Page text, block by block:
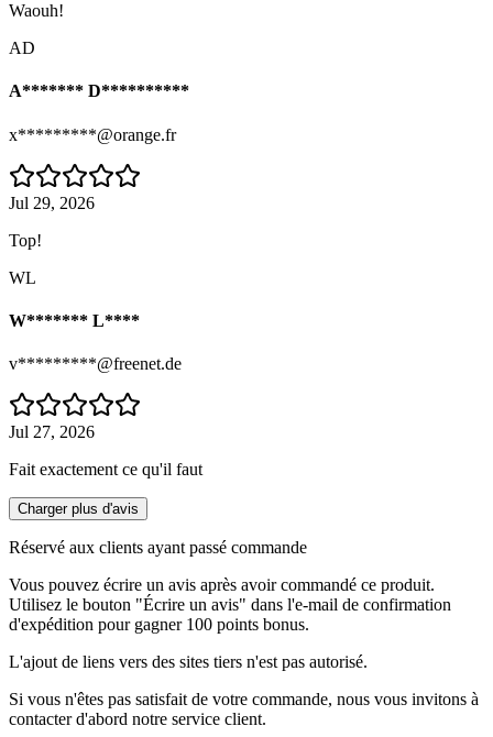
Waouh!
AD
A******* D**********
x*********@orange.fr
Jul 29, 2026
Top!
WL
W******* L****
v*********@freenet.de
Jul 27, 2026
Fait exactement ce qu'il faut
Charger plus d'avis
Réservé aux clients ayant passé commande
Vous pouvez écrire un avis après avoir commandé ce produit.
Utilisez le bouton "Écrire un avis" dans l'e-mail de confirmation
d'expédition pour gagner 100 points bonus.
L'ajout de liens vers des sites tiers n'est pas autorisé.
Si vous n'êtes pas satisfait de votre commande, nous vous invitons à
contacter d'abord notre service client.